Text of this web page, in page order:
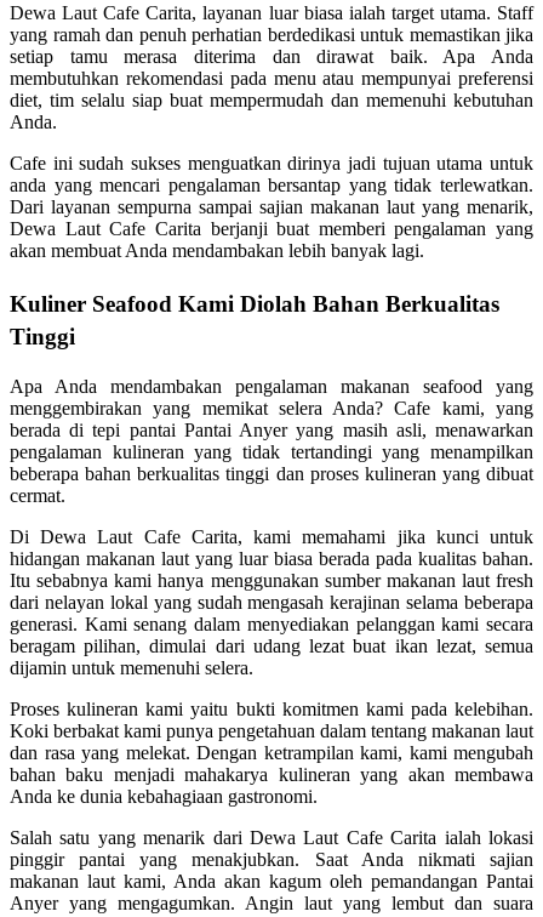
Dewa Laut Cafe Carita, layanan luar biasa ialah target utama. Staff
yang ramah dan penuh perhatian berdedikasi untuk memastikan jika
setiap tamu merasa diterima dan dirawat baik. Apa Anda
membutuhkan rekomendasi pada menu atau mempunyai preferensi
diet, tim selalu siap buat mempermudah dan memenuhi kebutuhan
Anda.
Cafe ini sudah sukses menguatkan dirinya jadi tujuan utama untuk
anda yang mencari pengalaman bersantap yang tidak terlewatkan.
Dari layanan sempurna sampai sajian makanan laut yang menarik,
Dewa Laut Cafe Carita berjanji buat memberi pengalaman yang
akan membuat Anda mendambakan lebih banyak lagi.
Kuliner Seafood Kami Diolah Bahan Berkualitas
Tinggi
Apa Anda mendambakan pengalaman makanan seafood yang
menggembirakan yang memikat selera Anda? Cafe kami, yang
berada di tepi pantai Pantai Anyer yang masih asli, menawarkan
pengalaman kulineran yang tidak tertandingi yang menampilkan
beberapa bahan berkualitas tinggi dan proses kulineran yang dibuat
cermat.
Di Dewa Laut Cafe Carita, kami memahami jika kunci untuk
hidangan makanan laut yang luar biasa berada pada kualitas bahan.
Itu sebabnya kami hanya menggunakan sumber makanan laut fresh
dari nelayan lokal yang sudah mengasah kerajinan selama beberapa
generasi. Kami senang dalam menyediakan pelanggan kami secara
beragam pilihan, dimulai dari udang lezat buat ikan lezat, semua
dijamin untuk memenuhi selera.
Proses kulineran kami yaitu bukti komitmen kami pada kelebihan.
Koki berbakat kami punya pengetahuan dalam tentang makanan laut
dan rasa yang melekat. Dengan ketrampilan kami, kami mengubah
bahan baku menjadi mahakarya kulineran yang akan membawa
Anda ke dunia kebahagiaan gastronomi.
Salah satu yang menarik dari Dewa Laut Cafe Carita ialah lokasi
pinggir pantai yang menakjubkan. Saat Anda nikmati sajian
makanan laut kami, Anda akan kagum oleh pemandangan Pantai
Anyer yang mengagumkan. Angin laut yang lembut dan suara